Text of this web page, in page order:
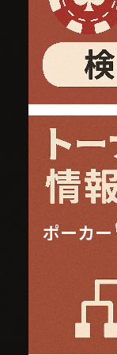
ポーカ